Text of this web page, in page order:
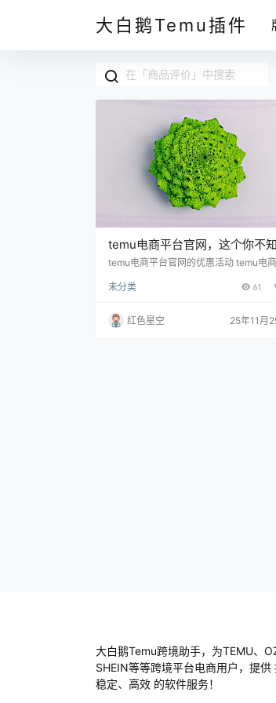
大白鹅Temu插件
temu电商平台官网，这个你不
的购物秘密即将揭晓！
temu电商平台官网的优惠活动 temu电
活动。相信大家都知道，购物节期间各
mu有一些平时也能享受到的超值优惠。我
之前就错过了很多，直到我有个朋友告
未分类 61
红色星空 25年11月
大白鹅Temu跨境助手，为TEMU、
SHEIN等等跨境平台电商用户，提供
稳定、高效 的软件服务！